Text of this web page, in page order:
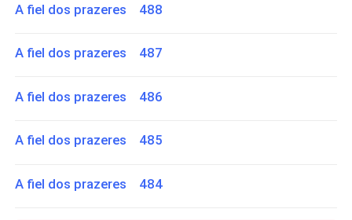
A fiel dos prazeres 488
A fiel dos prazeres 487
A fiel dos prazeres 486
A fiel dos prazeres 485
A fiel dos prazeres 484